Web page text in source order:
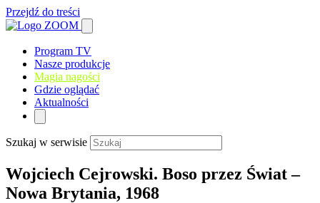
Przejdź do treści
Program TV
Nasze produkcje
Magia nagości
Gdzie oglądać
Aktualności
Szukaj w serwisie
Wojciech Cejrowski. Boso przez Świat –
Nowa Brytania, 1968